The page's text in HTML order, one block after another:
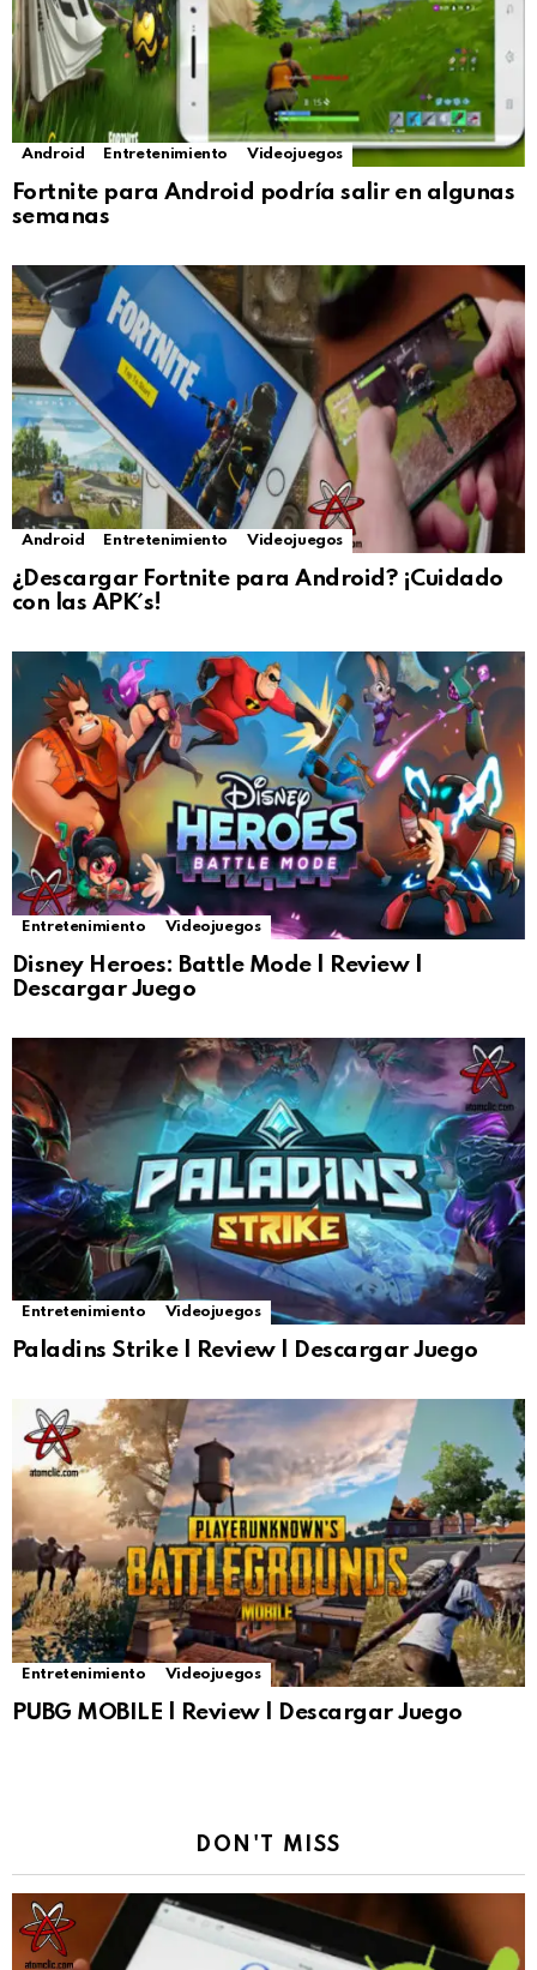
Android Entretenimiento Videojuegos
Fortnite para Android podría salir en algunas
semanas
Android Entretenimiento Videojuegos
¿Descargar Fortnite para Android? ¡Cuidado
con las APK´s!
Entretenimiento Videojuegos
Disney Heroes: Battle Mode | Review |
Descargar Juego
Entretenimiento Videojuegos
Paladins Strike | Review | Descargar Juego
Entretenimiento Videojuegos
PUBG MOBILE | Review | Descargar Juego
DON'T MISS